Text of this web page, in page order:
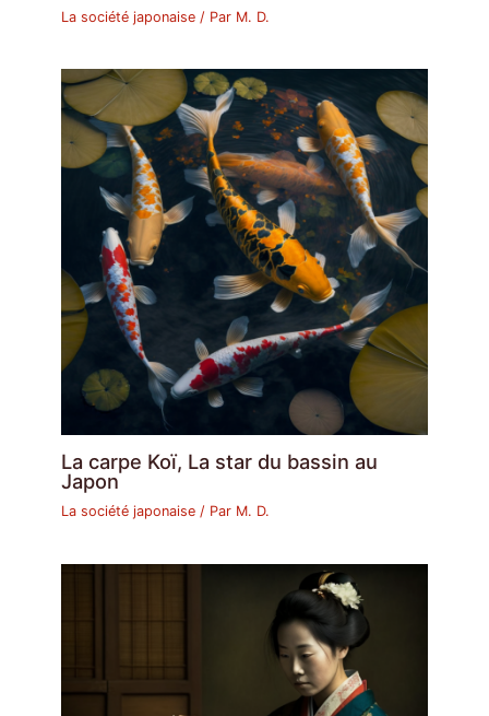
La société japonaise / Par M. D.
La carpe Koï, La star du bassin au
Japon
La société japonaise / Par M. D.